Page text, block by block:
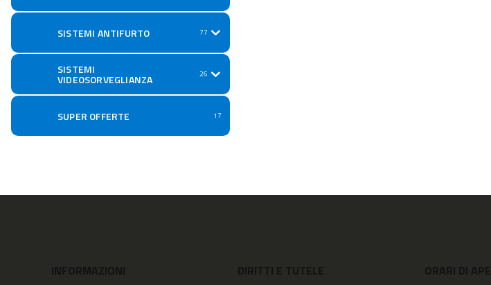
SISTEMI ANTIFURTO 77
SISTEMI
VIDEOSORVEGLIANZA 26
SUPER OFFERTE 17